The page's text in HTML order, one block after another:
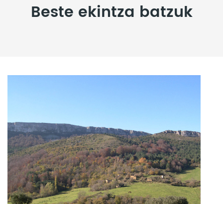
Beste ekintza batzuk